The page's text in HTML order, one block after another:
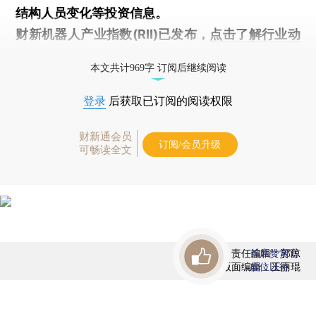
结构人员变化等投资信息。
财新机器人产业指数(RII)已发布， 点击了解行业动
本文共计969字 订阅后继续阅读
登录 后获取已订阅的阅读权限
财新通会员
可畅读全文
订阅/会员升级
责任编辑：郭琼
版面编辑：王丽琨
首席赞赏官
虚位以待